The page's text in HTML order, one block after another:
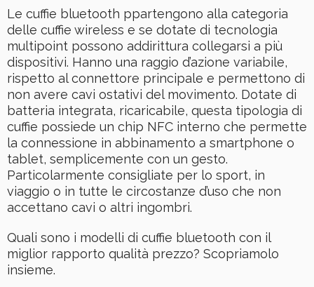
Le cuffie bluetooth ppartengono alla categoria
delle cuffie wireless e se dotate di tecnologia
multipoint possono addirittura collegarsi a più
dispositivi. Hanno una raggio d’azione variabile,
rispetto al connettore principale e permettono di
non avere cavi ostativi del movimento. Dotate di
batteria integrata, ricaricabile, questa tipologia di
cuffie possiede un chip NFC interno che permette
la connessione in abbinamento a smartphone o
tablet, semplicemente con un gesto.
Particolarmente consigliate per lo sport, in
viaggio o in tutte le circostanze d’uso che non
accettano cavi o altri ingombri.
Quali sono i modelli di cuffie bluetooth con il
miglior rapporto qualità prezzo? Scopriamolo
insieme.